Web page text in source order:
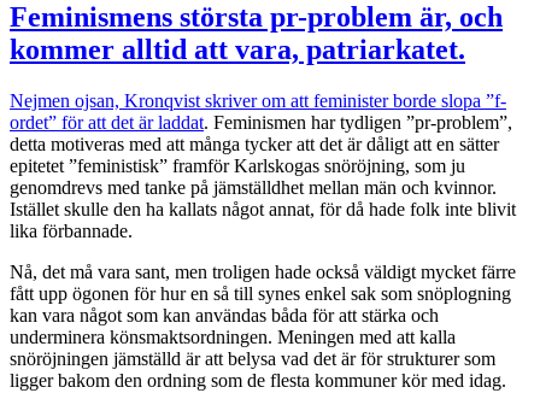
Feminismens största pr-problem är, och
kommer alltid att vara, patriarkatet.
Nejmen ojsan, Kronqvist skriver om att feminister borde slopa ”f-
ordet” för att det är laddat. Feminismen har tydligen ”pr-problem”,
detta motiveras med att många tycker att det är dåligt att en sätter
epitetet ”feministisk” framför Karlskogas snöröjning, som ju
genomdrevs med tanke på jämställdhet mellan män och kvinnor.
Istället skulle den ha kallats något annat, för då hade folk inte blivit
lika förbannade.
Nå, det må vara sant, men troligen hade också väldigt mycket färre
fått upp ögonen för hur en så till synes enkel sak som snöplogning
kan vara något som kan användas båda för att stärka och
underminera könsmaktsordningen. Meningen med att kalla
snöröjningen jämställd är att belysa vad det är för strukturer som
ligger bakom den ordning som de flesta kommuner kör med idag.